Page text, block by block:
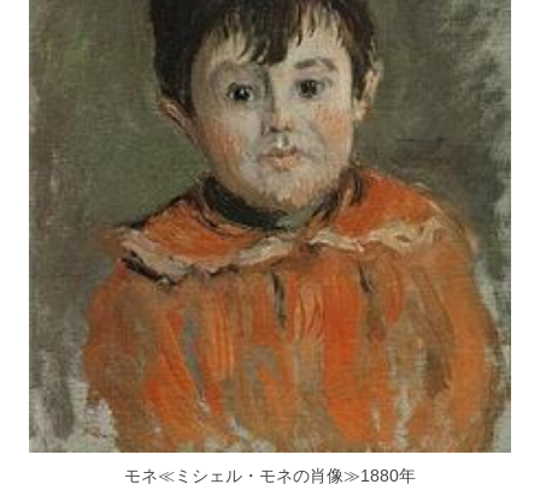
モネ≪ミシェル・モネの肖像≫1880年